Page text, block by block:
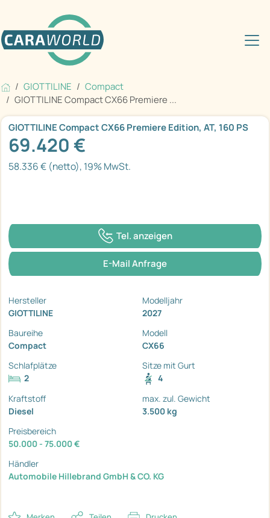
GIOTTILINE
Compact
GIOTTILINE Compact CX66 Premiere ...
GIOTTILINE Compact CX66 Premiere Edition, AT, 160 PS
69.420 €
58.336 € (netto), 19% MwSt.
Tel. anzeigen
E-Mail Anfrage
Hersteller
GIOTTILINE
Modelljahr
2027
Baureihe
Compact
Modell
CX66
Schlafplätze
2
Sitze mit Gurt
4
Kraftstoff
Diesel
max. zul. Gewicht
3.500 kg
Preisbereich
50.000 - 75.000 €
Händler
Automobile Hillebrand GmbH & CO. KG